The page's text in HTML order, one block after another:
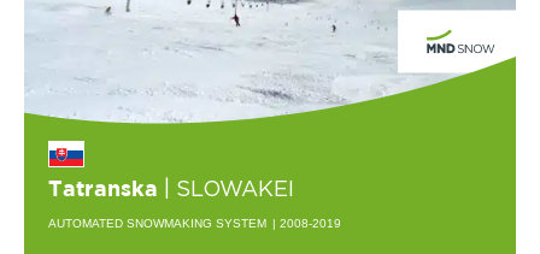
Tatranska | SLOWAKEI
AUTOMATED SNOWMAKING SYSTEM | 2008-2019